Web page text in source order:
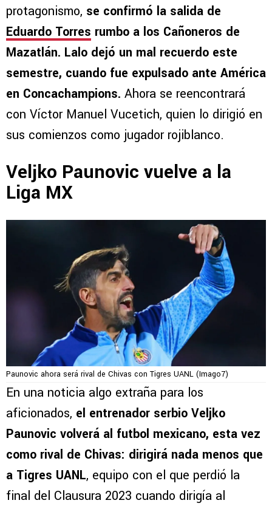
protagonismo, se confirmó la salida de
Eduardo Torres rumbo a los Cañoneros de
Mazatlán. Lalo dejó un mal recuerdo este
semestre, cuando fue expulsado ante América
en Concachampions. Ahora se reencontrará
con Víctor Manuel Vucetich, quien lo dirigió en
sus comienzos como jugador rojiblanco.
Veljko Paunovic vuelve a la
Liga MX
Paunovic ahora será rival de Chivas con Tigres UANL (Imago7)
En una noticia algo extraña para los
aficionados, el entrenador serbio Veljko
Paunovic volverá al futbol mexicano, esta vez
como rival de Chivas: dirigirá nada menos que
a Tigres UANL, equipo con el que perdió la
final del Clausura 2023 cuando dirigía al